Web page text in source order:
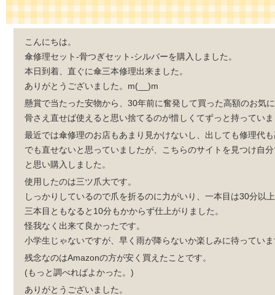
こんにちは。
傘修理セット-骨つぎセット-シルバーを購入しました。
本日到着、直ぐに傘三本修理出来ました。
ありがとうございました。m(__)m
懸賞で当たった安物から、30年前に奮発して買った高額のお気
骨さえ直せば使えると思い捨てるのが惜しくてずっと持ってい
最近では傘修理のお店もあまり見かけないし、出しても修理代
でも直せないと思っていましたが、こちらのサイトを見つけ自
と思い購入しました。
使用したのは三ツ爪大です。
しっかりしているので爪を折るのに力がいり、一本目は30分以
三本目ともなると10分もかからず仕上がりました。
怪我なく出来て良かったです。
小学生じゃないですが、早く雨が降らないか楽しみに待ってい
残念なのはAmazonの方が安く買えたことです。
(もっと調べればよかった。)
ありがとうございました。